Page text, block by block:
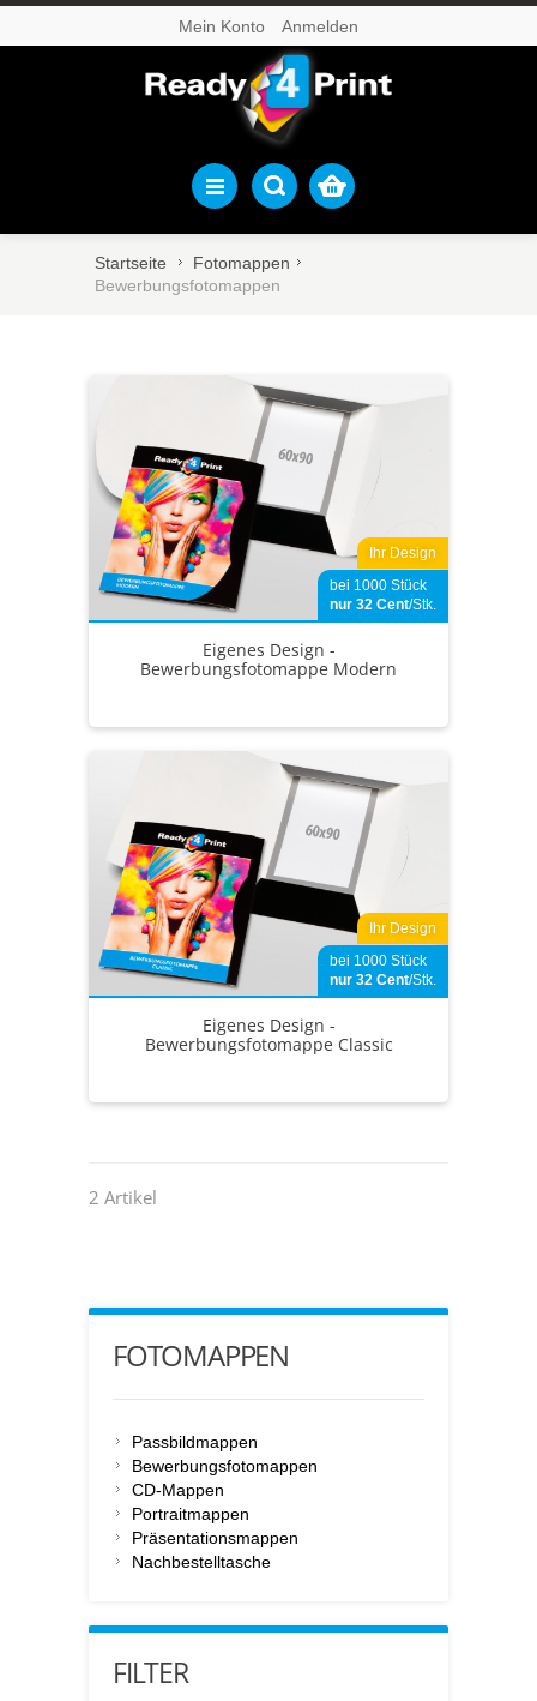
Mein Konto Anmelden
Startseite
Fotomappen
Bewerbungsfotomappen
Ihr Design
bei 1000 Stück
nur 32 Cent/Stk.
Eigenes Design -
Bewerbungsfotomappe Modern
Ihr Design
bei 1000 Stück
nur 32 Cent/Stk.
Eigenes Design -
Bewerbungsfotomappe Classic
2 Artikel
FOTOMAPPEN
Passbildmappen
Bewerbungsfotomappen
CD-Mappen
Portraitmappen
Präsentationsmappen
Nachbestelltasche
FILTER